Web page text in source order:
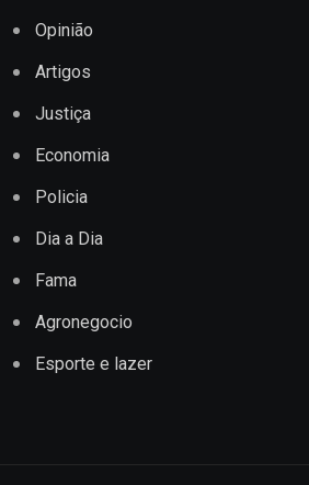
Opinião
Artigos
Justiça
Economia
Policia
Dia a Dia
Fama
Agronegocio
Esporte e lazer